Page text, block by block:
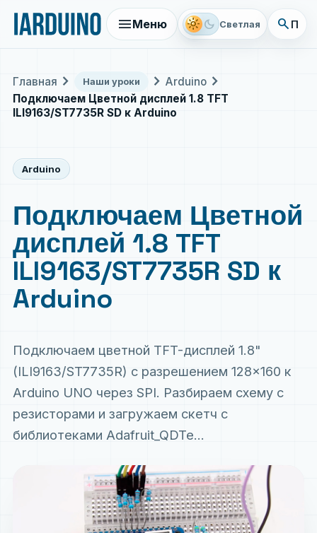
menuМеню light_mode dark_mode Светлая search
Главная chevron_right Наши уроки chevron_right Arduino chevron_right
Подключаем Цветной дисплей 1.8 TFT
ILI9163/ST7735R SD к Arduino
Arduino
Подключаем Цветной
дисплей 1.8 TFT
ILI9163/ST7735R SD к
Arduino
Подключаем цветной TFT-дисплей 1.8"
(ILI9163/ST7735R) с разрешением 128×160 к
Arduino UNO через SPI. Разбираем схему с
резисторами и загружаем скетч с
библиотеками Adafruit_QDTe...